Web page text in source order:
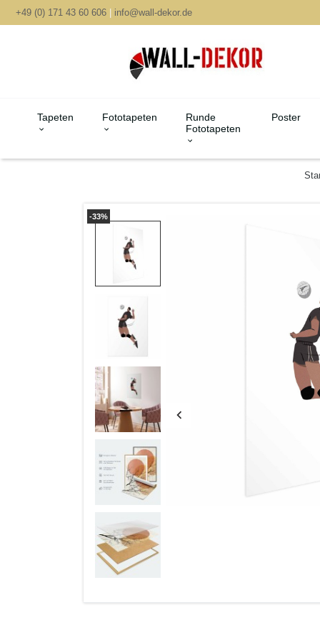
+49 (0) 171 43 60 606 | info@wall-dekor.de
Tapeten Fototapeten
Runde
Fototapeten
Poster
-33%